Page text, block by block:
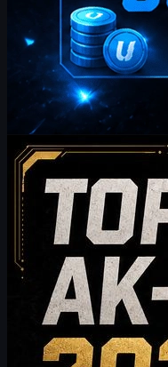
制作：
William Miller
カウンターストライク 25
2026年に購入すべ
算向けからコレク
2026年に購入する価値
算向けの選択肢からハ
します。このガイドで
価値、購入のコツを比
ントリに最適なAK-47
5 20, 2026